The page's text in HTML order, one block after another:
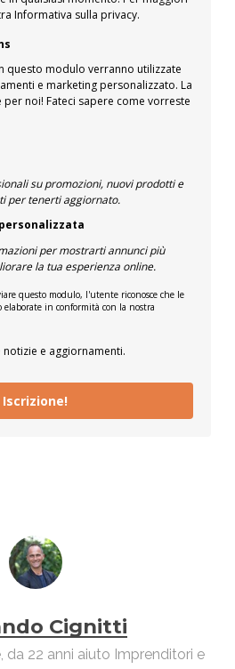
Informativa sulla privacy.
questo modulo verranno utilizzate
e marketing personalizzato. La
noi! Fateci sapere come vorreste
su promozioni, nuovi prodotti e
per tenerti aggiornato.
per mostrarti annunci più
la tua esperienza online.
questo modulo, l'utente riconosce che le
in conformità con la nostra
e aggiornamenti.
Iscrizione!
Cignitti
da 22 anni aiuto Imprenditori e